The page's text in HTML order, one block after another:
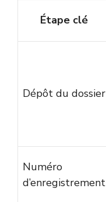
Étape clé
Dépôt du dossier
Numéro
d’enregistrement